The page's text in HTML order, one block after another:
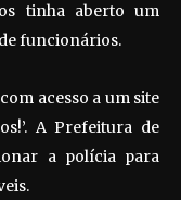
tinha aberto um
funcionários.
acesso a um site
A Prefeitura de
a polícia para